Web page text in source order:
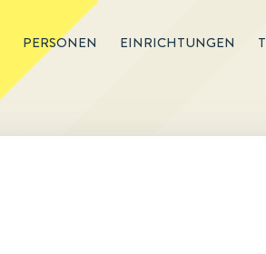
PERSONEN EINRICHTUNGEN